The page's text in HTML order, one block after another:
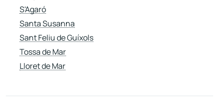
S'Agaró
Santa Susanna
Sant Feliu de Guíxols
Tossa de Mar
Lloret de Mar